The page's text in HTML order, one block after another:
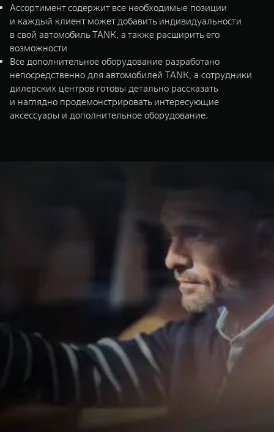
Ассортимент содержит все необходимые позиции
и каждый клиент может добавить индивидуальности
в свой автомобиль TANK, а также расширить его
возможности
Все дополнительное оборудование разработано
непосредственно для автомобилей TANK, а сотрудники
дилерских центров готовы детально рассказать
и наглядно продемонстрировать интересующие
аксессуары и дополнительное оборудование.